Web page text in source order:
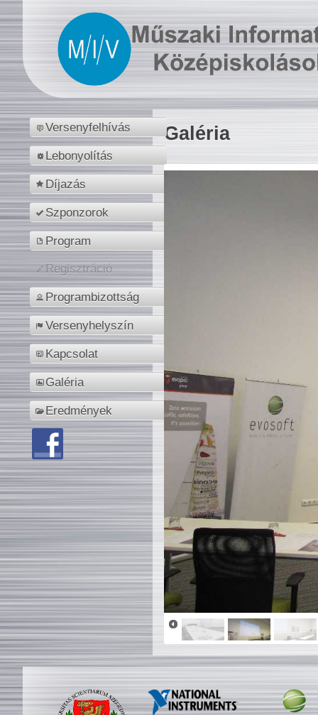
Versenyfelhívás
Lebonyolítás
Díjazás
Szponzorok
Program
Regisztráció
Programbizottság
Versenyhelyszín
Kapcsolat
Galéria
Eredmények
Galéria